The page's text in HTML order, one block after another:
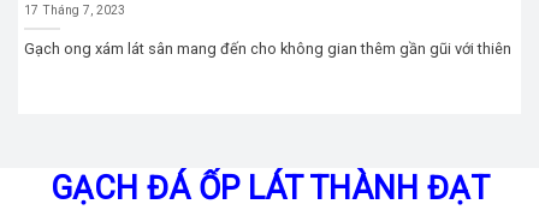
17 Tháng 7, 2023
Gạch ong xám lát sân mang đến cho không gian thêm gần gũi với thiên
GẠCH ĐÁ ỐP LÁT THÀNH ĐẠT